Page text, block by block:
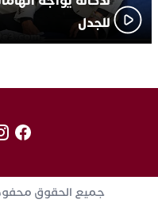
للجدل
جميع الحقوق محفوظة